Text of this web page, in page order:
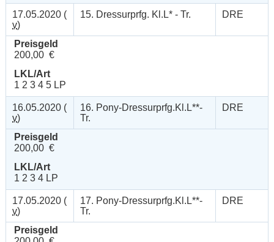
17.05.2020 (
v)
15. Dressurprfg. Kl.L* - Tr. DRE
Preisgeld
200,00 €
LKL/Art
1 2 3 4 5 LP
16.05.2020 (
v)
16. Pony-Dressurprfg.Kl.L**-
Tr.
DRE
Preisgeld
200,00 €
LKL/Art
1 2 3 4 LP
17.05.2020 (
v)
17. Pony-Dressurprfg.Kl.L**-
Tr.
DRE
Preisgeld